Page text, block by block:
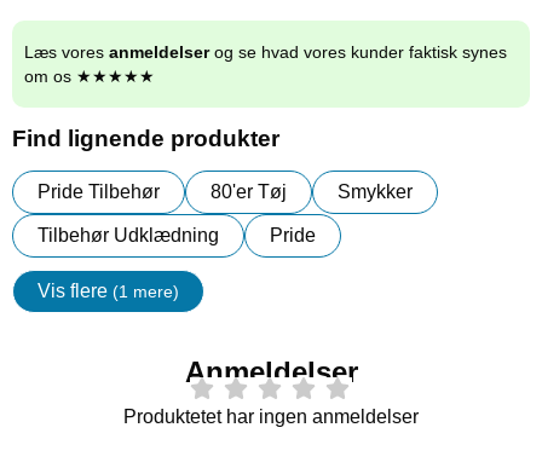
Læs vores anmeldelserog se hvad vores kunder faktisk synes
om os ★★★★★
Find lignende produkter
Pride Tilbehør 80'er Tøj Smykker
Tilbehør Udklædning Pride
Vis flere (1 mere)
Egenskaper
Anmeldelser
Produktetet har ingen anmeldelser